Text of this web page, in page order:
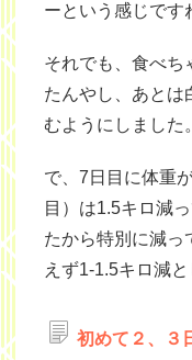
ーという感じです
それでも、食べち
たんやし、あとは
むようにしました。
で、7日目に体重
目）は1.5キロ減
たから特別に減っ
えず1-1.5キロ減と
初めて２、３